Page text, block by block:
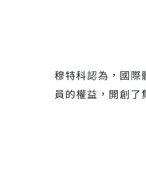
穆特科認為，國際
員的權益，開創了